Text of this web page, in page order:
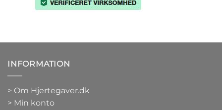
INFORMATION
> Om Hjertegaver.dk
> Min konto